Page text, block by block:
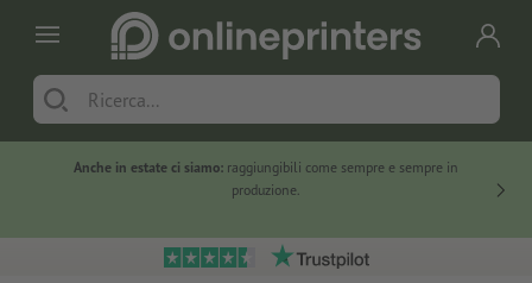
Anche in estate ci siamo: raggiungibili come sempre e sempre in
produzione.